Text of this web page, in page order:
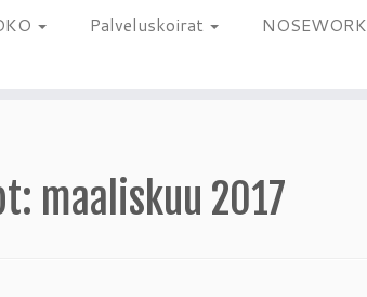
Palveluskoirat
NOSEWORK
maaliskuu 2017